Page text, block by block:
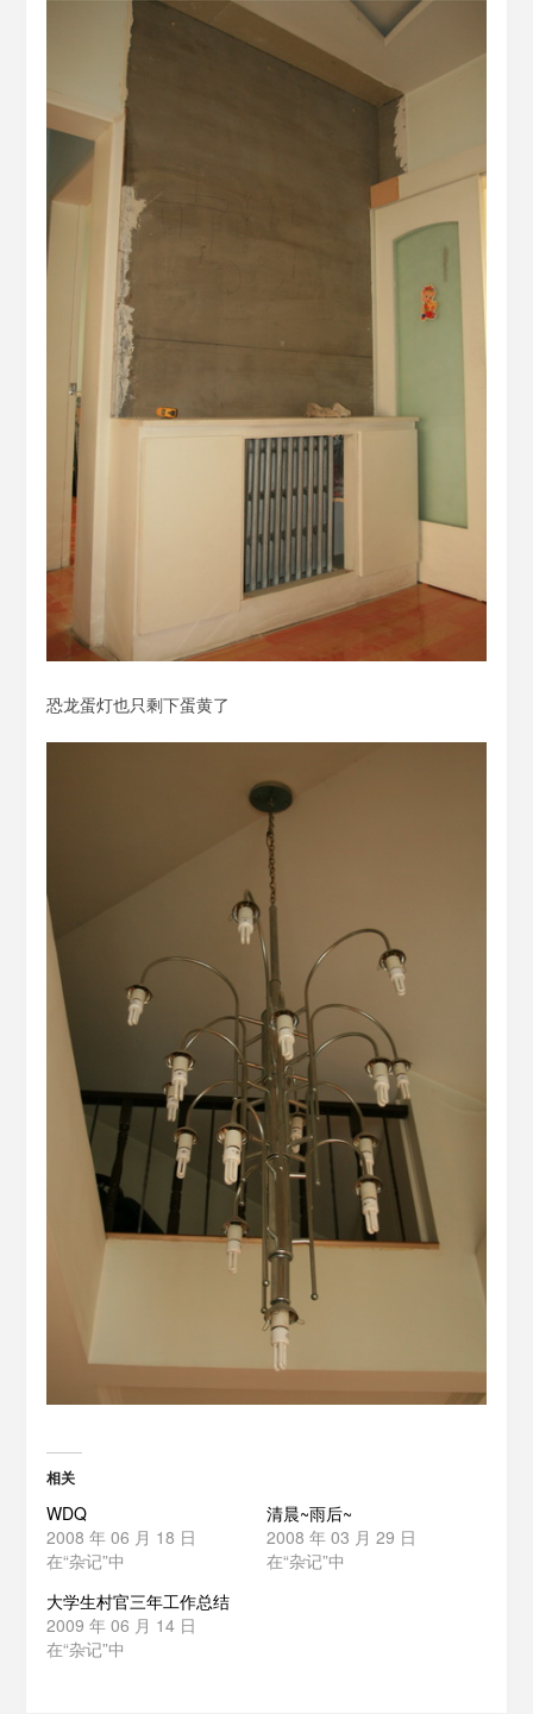
恐龙蛋灯也只剩下蛋黄了
相关
WDQ
2008 年 06 月 18 日
在“杂记”中
清晨~雨后~
2008 年 03 月 29 日
在“杂记”中
大学生村官三年工作总结
2009 年 06 月 14 日
在“杂记”中